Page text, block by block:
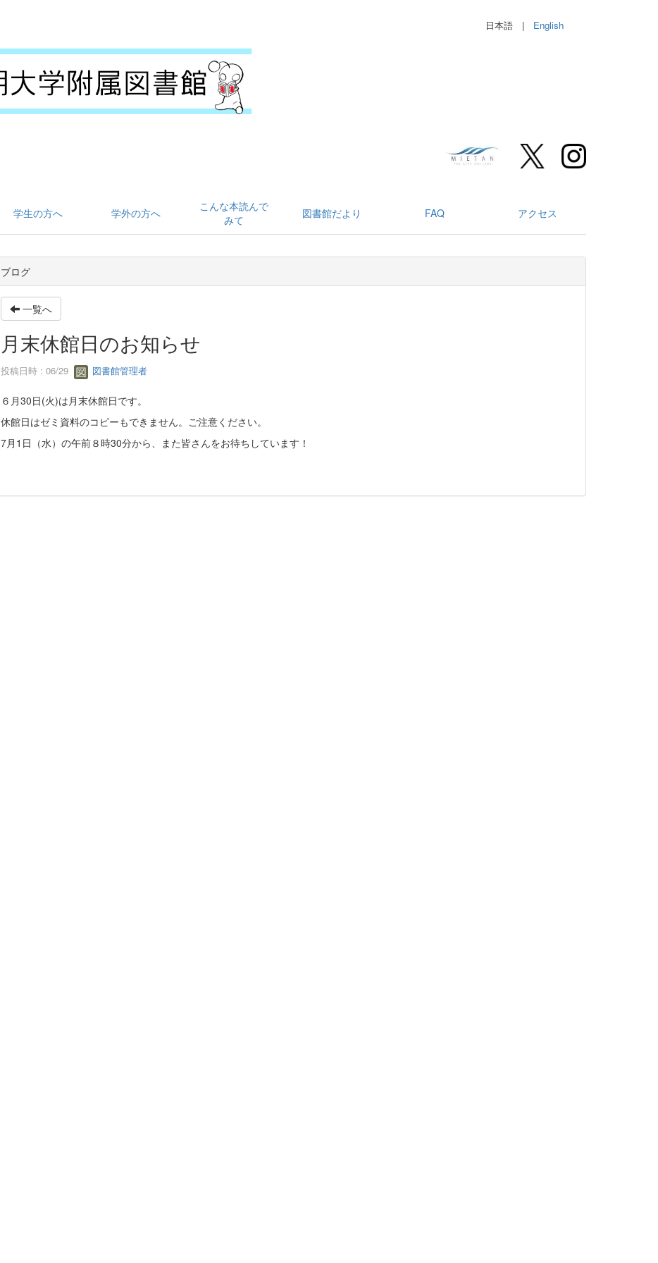
日本語 | English
学生の方へ 学外の方へ
こんな本読んで
みて
図書館だより FAQ アクセス
ブログ
一覧へ
月末休館日のお知らせ
投稿日時 : 06/29 図書館管理者
６月30日(火)は月末休館日です。
休館日はゼミ資料のコピーもできません。ご注意ください。
7月1日（水）の午前８時30分から、また皆さんをお待ちしています！